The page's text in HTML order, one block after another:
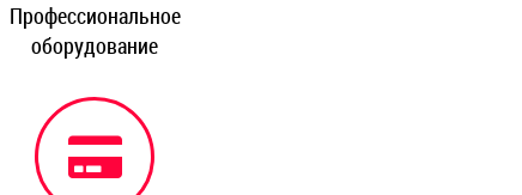
Профессиональное
оборудование